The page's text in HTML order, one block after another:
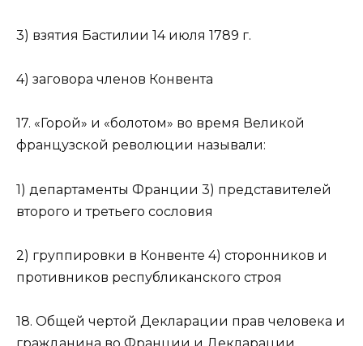
3) взятия Бастилии 14 июля 1789 г.
4) заговора членов Конвента
17. «Горой» и «болотом» во время Великой
французской революции называли:
1) департаменты Франции 3) представителей
второго и третьего сословия
2) группировки в Конвенте 4) сторонников и
противников республиканского строя
18. Общей чертой Декларации прав человека и